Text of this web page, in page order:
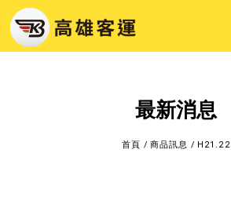
最新消息
首頁 / 商品訊息 / H21.22